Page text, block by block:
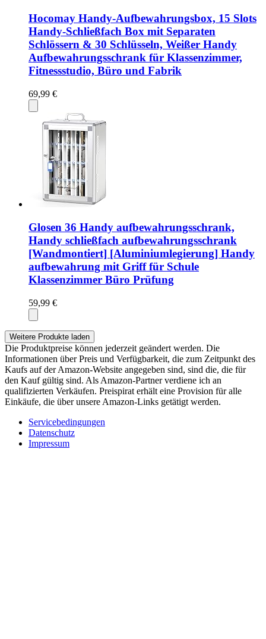
Hocomay Handy-Aufbewahrungsbox, 15 Slots
Handy-Schließfach Box mit Separaten
Schlössern & 30 Schlüsseln, Weißer Handy
Aufbewahrungsschrank für Klassenzimmer,
Fitnessstudio, Büro und Fabrik
69,99 €
Glosen 36 Handy aufbewahrungsschrank,
Handy schließfach aufbewahrungsschrank
[Wandmontiert] [Aluminiumlegierung] Handy
aufbewahrung mit Griff für Schule
Klassenzimmer Büro Prüfung
59,99 €
Weitere Produkte laden
Die Produktpreise können jederzeit geändert werden. Die
Informationen über Preis und Verfügbarkeit, die zum Zeitpunkt des
Kaufs auf der Amazon-Website angegeben sind, sind die, die für
den Kauf gültig sind. Als Amazon-Partner verdiene ich an
qualifizierten Verkäufen. Preispirat erhält eine Provision für alle
Einkäufe, die über unsere Amazon-Links getätigt werden.
Servicebedingungen
Datenschutz
Impressum